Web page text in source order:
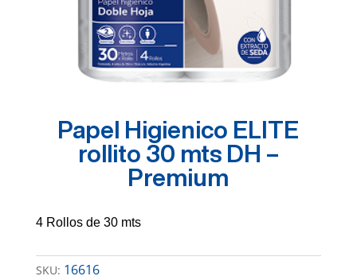
Papel Higienico ELITE
rollito 30 mts DH –
Premium
4 Rollos de 30 mts
SKU: 16616